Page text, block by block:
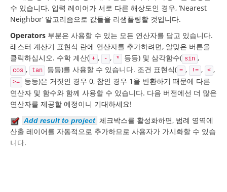
수 있습니다. 입력 레이어가 서로 다른 해상도인 경우, ‘Nearest
Neighbor’ 알고리즘으로 값들을 리샘플링할 것입니다.
Operators 부분은 사용할 수 있는 모든 연산자를 담고 있습니다.
래스터 계산기 표현식 란에 연산자를 추가하려면, 알맞은 버튼을
클릭하십시오. 수학 계산( + , - , * 등등) 및 삼각함수( sin ,
cos , tan 등등)를 사용할 수 있습니다. 조건 표현식( = , != , < ,
>=
등등)은 거짓인 경우 0, 참인 경우 1을 반환하기 때문에 다른
연산자 및 함수와 함께 사용할 수 있습니다. 다음 버전에선 더 많은
연산자를 제공할 예정이니 기대하세요!
Add result to project 체크박스를 활성화하면, 범례 영역에
산출 레이어를 자동적으로 추가하므로 사용자가 가시화할 수 있습
니다.